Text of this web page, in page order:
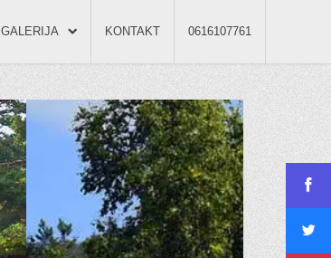
GALERIJA KONTAKT 0616107761